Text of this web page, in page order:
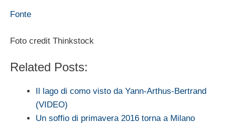
Fonte
Foto credit Thinkstock
Related Posts:
Il lago di como visto da Yann-Arthus-Bertrand
(VIDEO)
Un soffio di primavera 2016 torna a Milano